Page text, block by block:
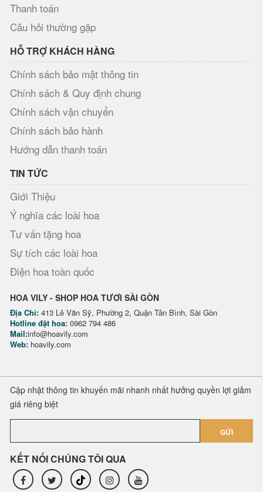
Thanh toán
Câu hỏi thường gặp
HỖ TRỢ KHÁCH HÀNG
Chính sách bảo mật thông tin
Chính sách & Quy định chung
Chính sách vận chuyển
Chính sách bảo hành
Hướng dẫn thanh toán
TIN TỨC
Giới Thiệu
Ý nghĩa các loài hoa
Tư vấn tặng hoa
Sự tích các loài hoa
Điện hoa toàn quốc
HOA VILY - SHOP HOA TƯƠI SÀI GÒN
Địa Chỉ: 413 Lê Văn Sỹ, Phường 2, Quận Tân Bình, Sài Gòn
Hotline đặt hoa: 0962 794 486
Mail:info@hoavily.com
Web: hoavily.com
Cập nhật thông tin khuyến mãi nhanh nhất hưởng quyền lợi giảm
giá riêng biệt
GỬI
KẾT NỐI CHÚNG TÔI QUA